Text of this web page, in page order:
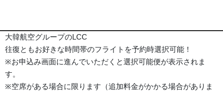
大韓航空グループのLCC
往復ともお好きな時間帯のフライトを予約時選択可能！
※お申込み画面に進んでいただくと選択可能便が表示されま
す。
※空席がある場合に限ります（追加料金がかかる場合がありま